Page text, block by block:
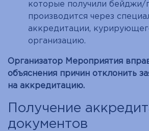
которые получили бейджи/
производится через
аккредитации,
организацию.
Организатор Мероприятия
объяснения причин отклонить
на аккредитацию.
Получение
документов